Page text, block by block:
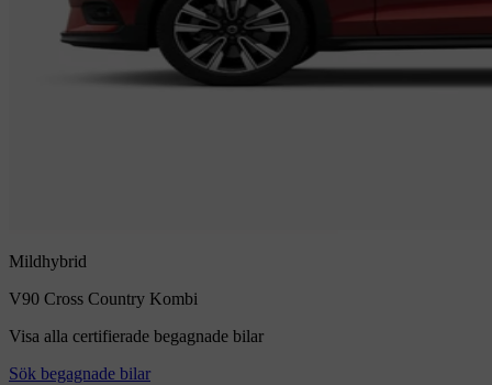
Mildhybrid
V90 Cross Country Kombi
Visa alla certifierade begagnade bilar
Sök begagnade bilar